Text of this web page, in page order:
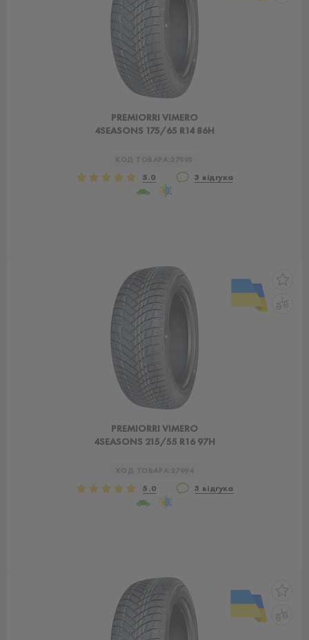
PREMIORRI VIMERO
4SEASONS 175/65 R14 86H
5.0 3 відгука
PREMIORRI VIMERO
4SEASONS 215/55 R16 97H
5.0 3 відгука